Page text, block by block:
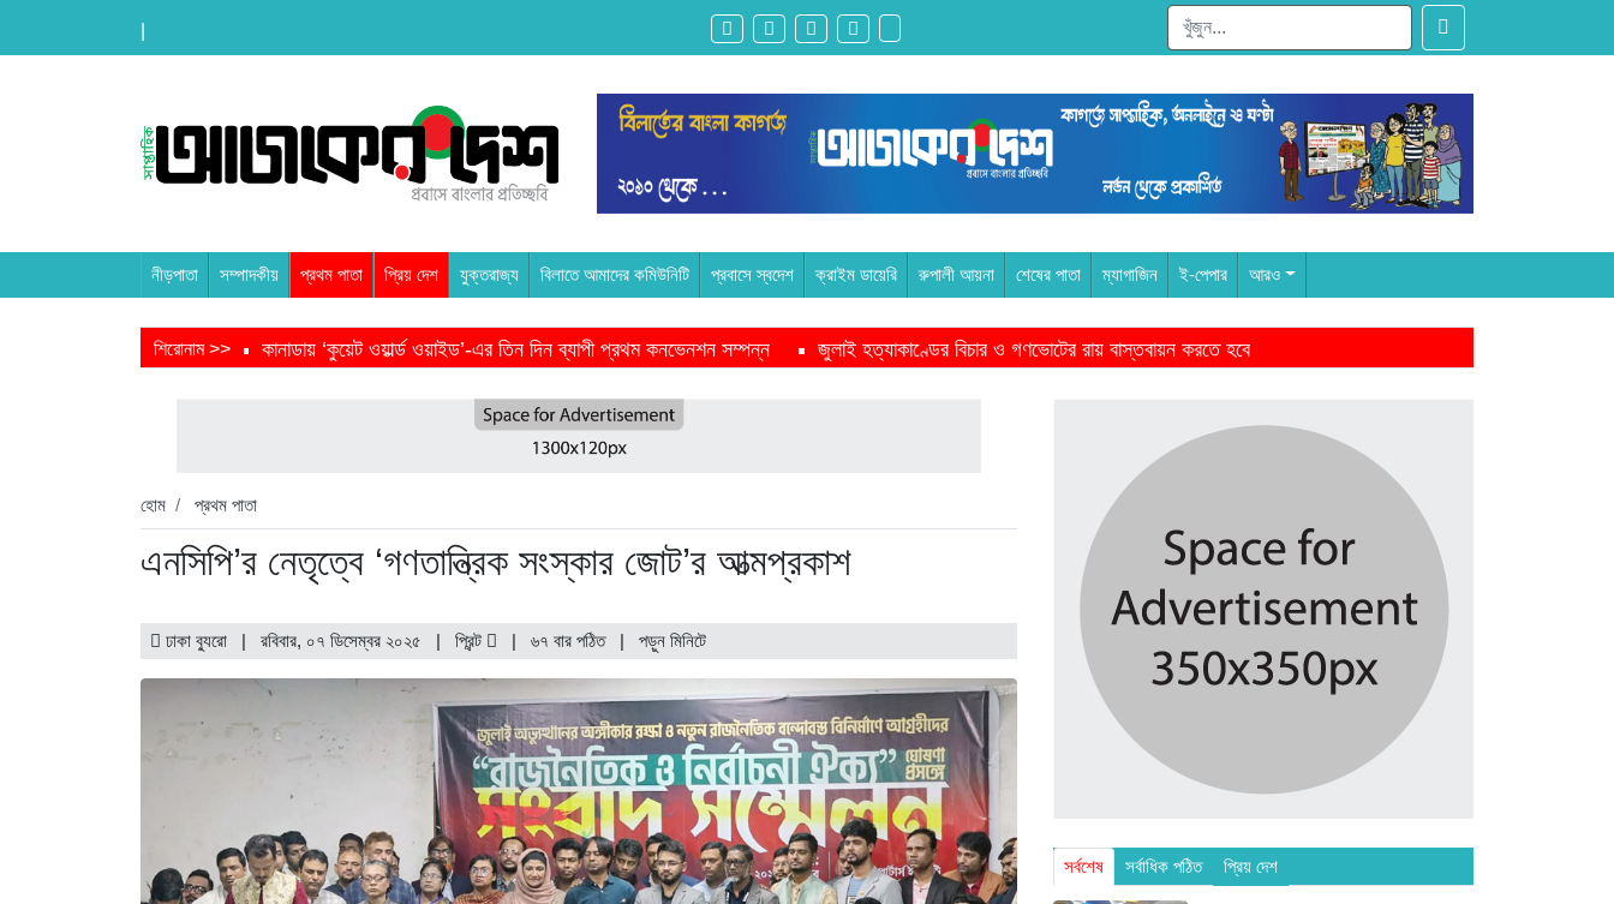
নীড়পাতা সম্পাদকীয় প্রথম পাতা প্রিয় দেশ যুক্তরাজ্য বিলাতে আমাদের কমিউনিটি প্রবাসে স্বদেশ ক্রাইম ডায়েরি রুপালী আয়না শেষের পাতা ম্যাগাজিন ই-পেপার আরও
শিরোনাম >> কানাডায় ‘কুয়েট ওয়ার্ল্ড ওয়াইড’-এর তিন দিন ব্যাপী প্রথম কনভেনশন সম্পন্ন
জুলাই হত্যাকাণ্ডের বিচার ও গণভোটের রায় বাস্তবায়ন করতে হবে
বাংলাদেশে এসে মার্কিন দূতের ভারতের হাইকমিশনারের সঙ্গে বৈঠক অপ্রত্যাশিত- শফিকুর রহমান
অনেক পরিবার এখনো তাঁদের স্বজন হারানোর বেদনা বয়ে বেড়াচ্ছে
রাজনৈতিক লড়াইয়ে জিততে হলে সাংস্কৃতিক লড়াইয়ে জিততে হবে
হোম প্রথম পাতা
এনসিপি’র নেতৃত্বে ‘গণতান্ত্রিক সংস্কার জোট’র আত্মপ্রকাশ
ঢাকা ব্যুরো | রবিবার, ০৭ ডিসেম্বর ২০২৫ | প্রিন্ট | ৬৭ বার পঠিত | পড়ুন মিনিটে
সর্বশেষ সর্বাধিক পঠিত প্রিয় দেশ